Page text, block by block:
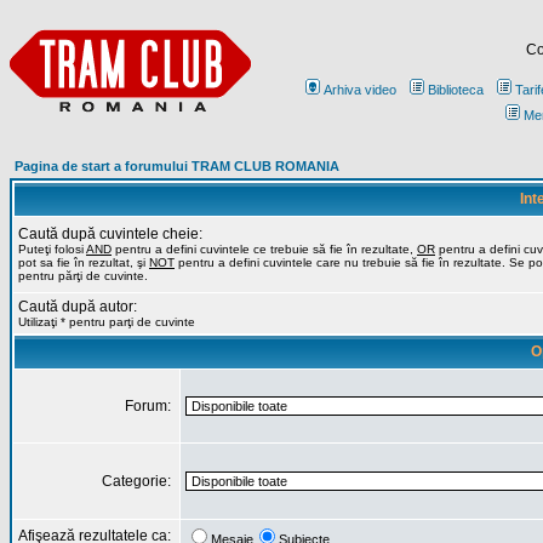
Arhiva video Biblioteca
Pagina de start a forumului TRAM CLUB ROMANIA
Caută după cuvintele cheie:
Puteţi folosiAND pentru a defini cuvintele ce trebuie să fie în rezultate, OR pentru a defini
pot sa fie în rezultat, şi NOT pentru a defini cuvintele care nu trebuie să fie în rezultate. Se
pentru părţi de cuvinte.
Caută după autor:
Utilizaţi * pentru parţi de cuvinte
Forum:
Categorie:
Afişează rezultatele ca: Mesaje Subiecte